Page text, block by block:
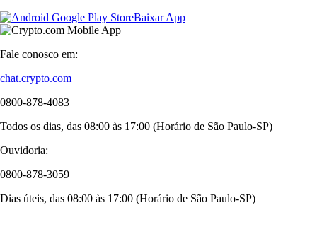
Baixar App
Fale conosco em:
chat.crypto.com
0800-878-4083
Todos os dias, das 08:00 às 17:00 (Horário de São Paulo-SP)
Ouvidoria:
0800-878-3059
Dias úteis, das 08:00 às 17:00 (Horário de São Paulo-SP)